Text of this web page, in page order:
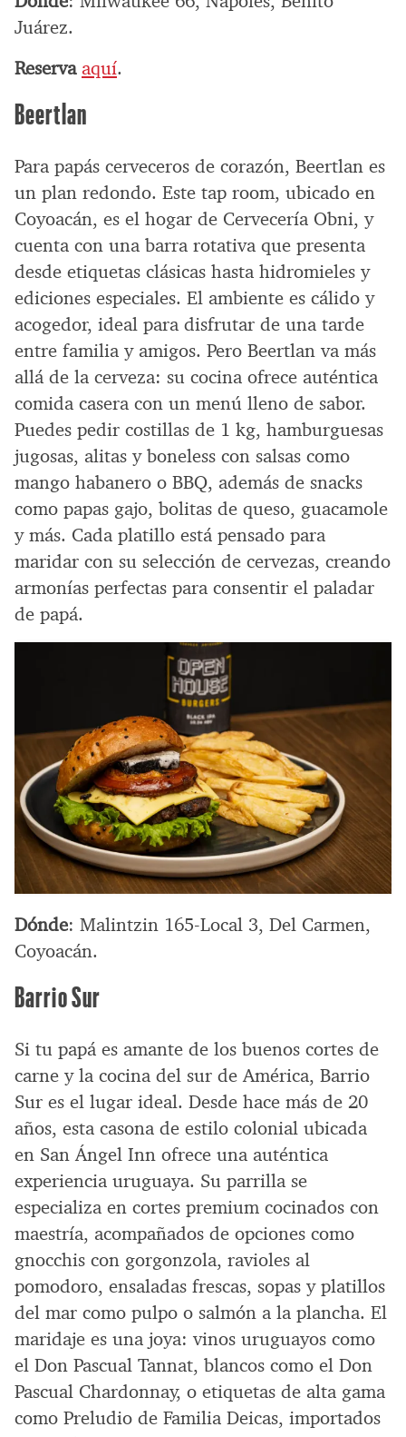
Juárez.
Reserva aquí.
Beertlan
Para papás cerveceros de corazón, Beertlan es
un plan redondo. Este tap room, ubicado en
Coyoacán, es el hogar de Cervecería Obni, y
cuenta con una barra rotativa que presenta
desde etiquetas clásicas hasta hidromieles y
ediciones especiales. El ambiente es cálido y
acogedor, ideal para disfrutar de una tarde
entre familia y amigos. Pero Beertlan va más
allá de la cerveza: su cocina ofrece auténtica
comida casera con un menú lleno de sabor.
Puedes pedir costillas de 1 kg, hamburguesas
jugosas, alitas y boneless con salsas como
mango habanero o BBQ, además de snacks
como papas gajo, bolitas de queso, guacamole
y más. Cada platillo está pensado para
maridar con su selección de cervezas, creando
armonías perfectas para consentir el paladar
de papá.
Dónde: Malintzin 165-Local 3, Del Carmen,
Coyoacán.
Barrio Sur
Si tu papá es amante de los buenos cortes de
carne y la cocina del sur de América, Barrio
Sur es el lugar ideal. Desde hace más de 20
años, esta casona de estilo colonial ubicada
en San Ángel Inn ofrece una auténtica
experiencia uruguaya. Su parrilla se
especializa en cortes premium cocinados con
maestría, acompañados de opciones como
gnocchis con gorgonzola, ravioles al
pomodoro, ensaladas frescas, sopas y platillos
del mar como pulpo o salmón a la plancha. El
maridaje es una joya: vinos uruguayos como
el Don Pascual Tannat, blancos como el Don
Pascual Chardonnay, o etiquetas de alta gama
como Preludio de Familia Deicas, importados